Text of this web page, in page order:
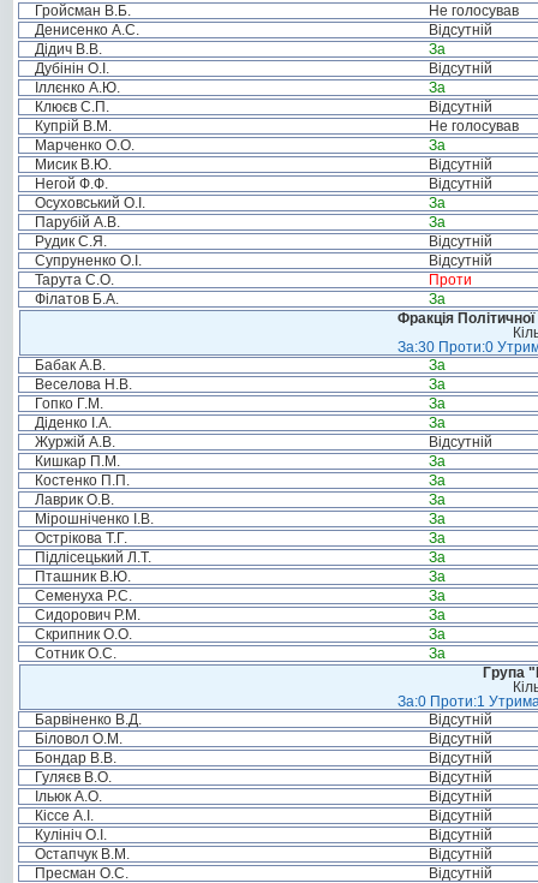
Гройсман В.Б.
Не голосував
Денисенко А.С.
Відсутній
Дідич В.В.
За
Дубінін О.І.
Відсутній
Іллєнко А.Ю.
За
Клюєв С.П.
Відсутній
Купрій В.М.
Не голосував
Марченко О.О.
За
Мисик В.Ю.
Відсутній
Негой Ф.Ф.
Відсутній
Осуховський О.І.
За
Парубій А.В.
За
Рудик С.Я.
Відсутній
Супруненко О.І.
Відсутній
Тарута С.О.
Проти
Філатов Б.А.
За
Фракція
За:30 Проти:0
Бабак А.В.
За
Веселова Н.В.
За
Гопко Г.М.
За
Діденко І.А.
За
Журжій А.В.
Відсутній
Кишкар П.М.
За
Костенко П.П.
За
Лаврик О.В.
За
Мірошніченко І.В.
За
Острікова Т.Г.
За
Підлісецький Л.Т.
За
Пташник В.Ю.
За
Семенуха Р.С.
За
Сидорович Р.М.
За
Скрипник О.О.
За
Сотник О.С.
За
Група
За:0 Проти:1
Барвіненко В.Д.
Відсутній
Біловол О.М.
Відсутній
Бондар В.В.
Відсутній
Гуляєв В.О.
Відсутній
Ільюк А.О.
Відсутній
Кіссе А.І.
Відсутній
Кулініч О.І.
Відсутній
Остапчук В.М.
Відсутній
Пресман О.С.
Відсутній